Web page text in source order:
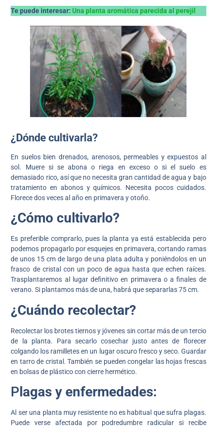
Te puede interesar:Una planta aromática parecida al perejil
¿Dónde cultivarla?
En suelos bien drenados, arenosos, permeables y expuestos al
sol. Muere si se abona o riega en exceso o si el suelo es
demasiado rico, así que no necesita gran cantidad de agua y bajo
tratamiento en abonos y químicos. Necesita pocos cuidados.
Florece dos veces al año en primavera y otoño.
¿Cómo cultivarlo?
Es preferible comprarlo, pues la planta ya está establecida pero
podemos propagarlo por esquejes en primavera, cortando ramas
de unos 15 cm de largo de una plata adulta y poniéndolos en un
frasco de cristal con un poco de agua hasta que echen raíces.
Trasplantaremos al lugar definitivo en primavera o a finales de
verano. Si plantamos más de una, habrá que separarlas 75 cm.
¿Cuándo recolectar?
Recolectar los brotes tiernos y jóvenes sin cortar más de un tercio
de la planta. Para secarlo cosechar justo antes de florecer
colgando los ramilletes en un lugar oscuro fresco y seco. Guardar
en tarro de cristal. También se pueden congelar las hojas frescas
en bolsas de plástico con cierre hermético.
Plagas y enfermedades:
Al ser una planta muy resistente no es habitual que sufra plagas.
Puede verse afectada por podredumbre radicular si recibe